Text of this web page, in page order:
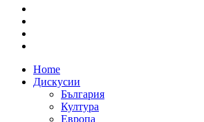
Home
Дискусии
България
Култура
Европа